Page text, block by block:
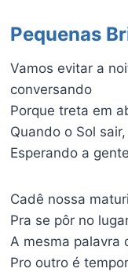
Pequenas
Vamos evitar a
conversando
Porque treta em
Quando o Sol
Esperando a
Cadê nossa
Pra se pôr no
A mesma palavra
Pro outro é